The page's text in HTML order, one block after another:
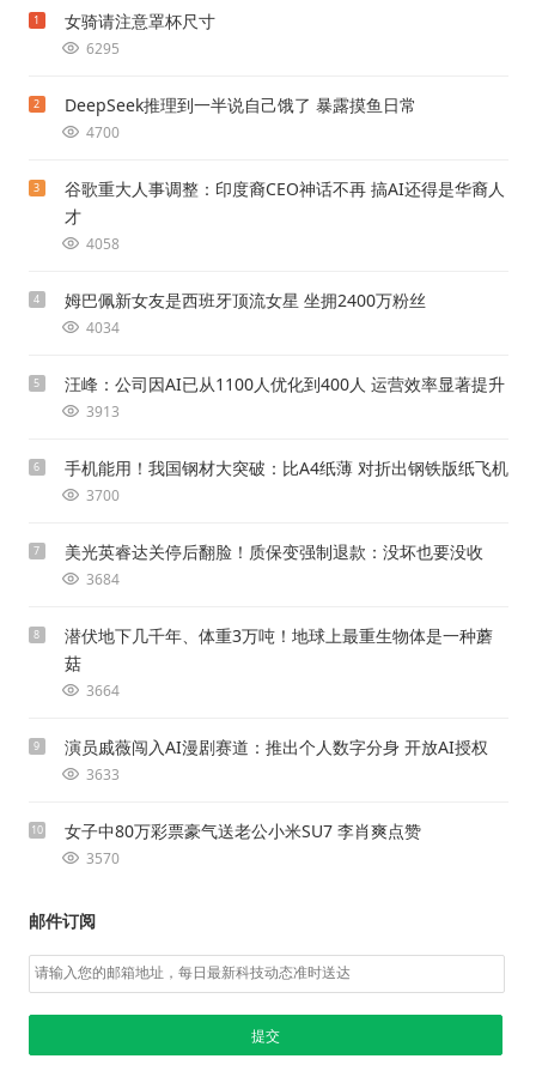
1 女骑请注意罩杯尺寸
6295
2 DeepSeek推理到一半说自己饿了 暴露摸鱼日常
4700
3
谷歌重大人事调整：印度裔CEO神话不再 搞AI还得是华裔人
才
4058
4 姆巴佩新女友是西班牙顶流女星 坐拥2400万粉丝
4034
5 汪峰：公司因AI已从1100人优化到400人 运营效率显著提升
3913
6 手机能用！我国钢材大突破：比A4纸薄 对折出钢铁版纸飞机
3700
7 美光英睿达关停后翻脸！质保变强制退款：没坏也要没收
3684
8
潜伏地下几千年、体重3万吨！地球上最重生物体是一种蘑
菇
3664
9 演员戚薇闯入AI漫剧赛道：推出个人数字分身 开放AI授权
3633
10 女子中80万彩票豪气送老公小米SU7 李肖爽点赞
3570
邮件订阅